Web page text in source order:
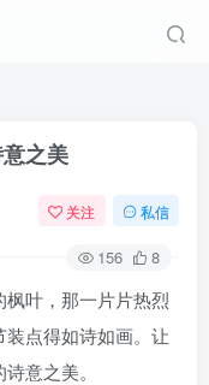
之美
关注 私信
156 8
叶，那一片片热烈
点得如诗如画。让
意之美。